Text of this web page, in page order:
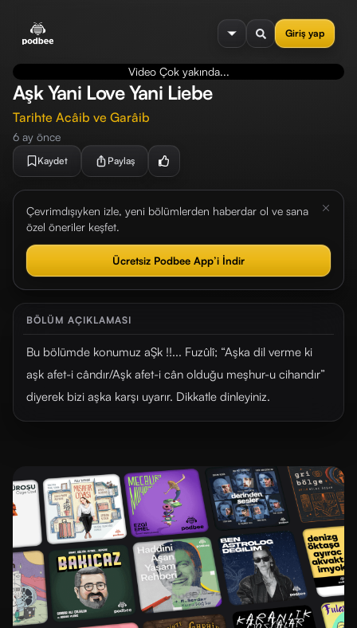
Giriş yap
menu
Video Çok yakında...
Aşk Yani Love Yani Liebe
Tarihte Acâib ve Garâib
6 ay önce
Kaydet Paylaş
Çevrimdışıyken izle, yeni bölümlerden haberdar ol ve sana
özel öneriler keşfet.
Ücretsiz Podbee App’i İndir
BÖLÜM AÇIKLAMASI
Bu bölümde konumuz aŞk !!... Fuzûlî; “Aşka dil verme ki
aşk afet-i cândır/Aşk afet-i cân olduğu meşhur-u cihandır”
diyerek bizi aşka karşı uyarır. Dikkatle dinleyiniz.